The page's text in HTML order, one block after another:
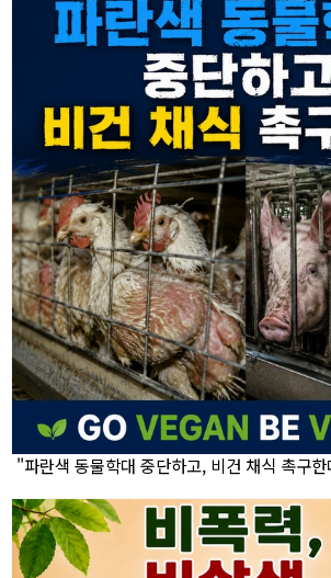
"파란색 동물학대 중단하고, 비건 채식 촉구